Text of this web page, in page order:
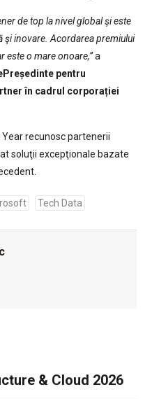
de top la nivel global şi este
şi inovare. Acordarea premiului
este o mare onoare,”a
pentru
în cadrul corporației
recunosc partenerii
soluţii excepţionale bazate
Tech Data
& Cloud 2026